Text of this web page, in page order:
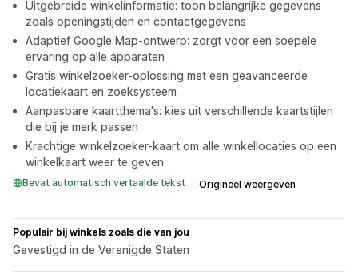
Uitgebreide winkelinformatie: toon belangrijke gegevens
zoals openingstijden en contactgegevens
Adaptief Google Map-ontwerp: zorgt voor een soepele
ervaring op alle apparaten
Gratis winkelzoeker-oplossing met een geavanceerde
locatiekaart en zoeksysteem
Aanpasbare kaartthema's: kies uit verschillende kaartstijlen
die bij je merk passen
Krachtige winkelzoeker-kaart om alle winkellocaties op een
winkelkaart weer te geven
Bevat automatisch vertaalde tekst Origineel weergeven
Populair bij winkels zoals die van jou
Gevestigd in de Verenigde Staten